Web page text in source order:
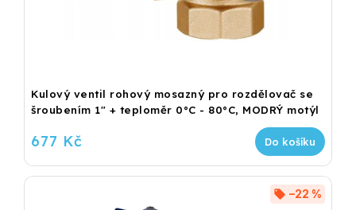
Kulový ventil rohový mosazný pro rozdělovač se
šroubením 1" + teploměr 0°C - 80°C, MODRÝ motýl
677 Kč Do košíku
–22 %